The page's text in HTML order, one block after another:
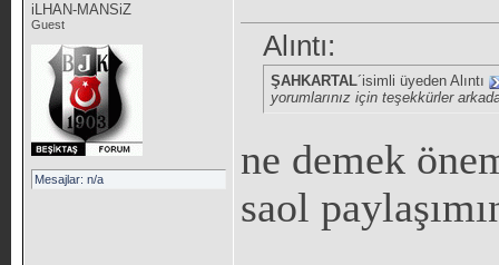
iLHAN-MANSiZ
Guest
Mesajlar: n/a
Alıntı:
ŞAHKARTAL´isimli üyeden Alıntı
yorumlarınız için teşekkürler
ne demek
saol